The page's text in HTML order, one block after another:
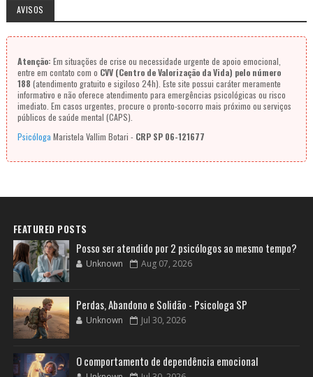
AVISOS
Atenção: Em situações de crise ou necessidade urgente de apoio emocional,
entre em contato com o CVV (Centro de Valorização da Vida) pelo número
188 (atendimento gratuito e sigiloso 24h). Este site possui caráter meramente
informativo e não oferece atendimento para emergências psicológicas ou risco
imediato. Em casos urgentes, procure o pronto-socorro mais próximo ou serviços
públicos de saúde mental (CAPS).
Psicóloga Maristela Vallim Botari - CRP SP 06-121677
FEATURED POSTS
Posso ser atendido por 2 psicólogos ao mesmo tempo?
Unknown Aug 07, 2026
Perdas, Abandono e Solidão - Psicologa SP
Unknown Jul 30, 2026
O comportamento de dependência emocional